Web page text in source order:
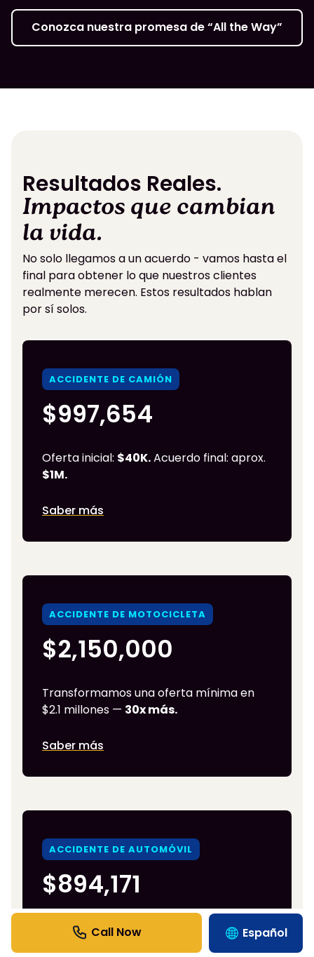
Conozca nuestra promesa de “All the Way”
Resultados Reales.
Impactos que cambian
la vida.
No solo llegamos a un acuerdo - vamos hasta el
final para obtener lo que nuestros clientes
realmente merecen. Estos resultados hablan
por sí solos.
ACCIDENTE DE CAMIÓN
$997,654
Oferta inicial: $40K.Acuerdo final: aprox.
$1M.
Saber más
ACCIDENTE DE MOTOCICLETA
$2,150,000
Transformamos una oferta mínima en
$2.1 millones — 30x más.
Saber más
ACCIDENTE DE AUTOMÓVIL
$894,171
Comenzó en $20,000
. Negociado 45
veces más.
Español